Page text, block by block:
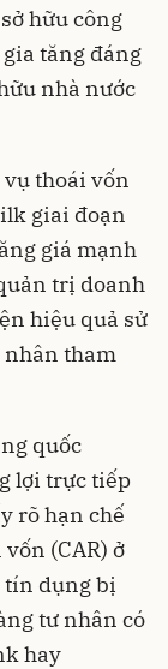
hữu công
tăng đáng
nhà nước
thoái vốn
giai đoạn
giá mạnh
trị doanh
hiệu quả sử
nhân tham
quốc
lợi trực tiếp
rõ hạn chế
(CAR) ở
tín dụng bị
tư nhân có
hay